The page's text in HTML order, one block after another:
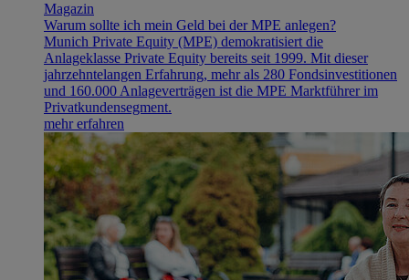
Magazin
Warum sollte ich mein Geld bei der MPE anlegen?
Munich Private Equity (MPE) demokratisiert die
Anlageklasse Private Equity bereits seit 1999. Mit dieser
jahrzehntelangen Erfahrung, mehr als 280 Fondsinvestitionen
und 160.000 Anlageverträgen ist die MPE Marktführer im
Privatkundensegment.
mehr erfahren